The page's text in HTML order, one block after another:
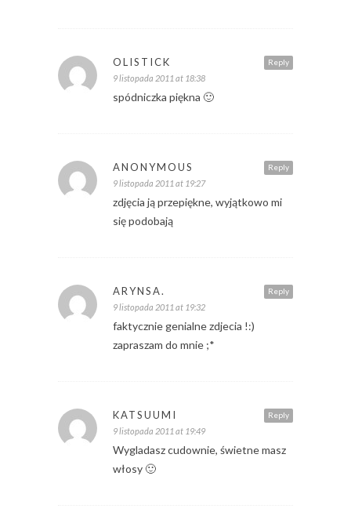
Reply
OLISTICK
9 listopada 2011 at 18:38
spódniczka piękna 🙂
Reply
ANONYMOUS
9 listopada 2011 at 19:27
zdjęcia ją przepiękne, wyjątkowo mi
się podobają
Reply
ARYNSA.
9 listopada 2011 at 19:32
faktycznie genialne zdjecia !:)
zapraszam do mnie ;*
Reply
KATSUUMI
9 listopada 2011 at 19:49
Wygladasz cudownie, świetne masz
włosy 🙂